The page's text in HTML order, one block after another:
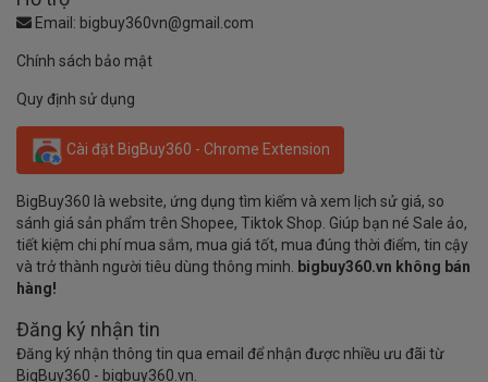
Email: bigbuy360vn@gmail.com
Chính sách bảo mật
Quy định sử dụng
Cài đặt BigBuy360 - Chrome Extension
BigBuy360 là website, ứng dụng tìm kiếm và xem lịch sử giá, so
sánh giá sản phẩm trên Shopee, Tiktok Shop. Giúp bạn né Sale ảo,
tiết kiệm chi phí mua sắm, mua giá tốt, mua đúng thời điểm, tin cậy
và trở thành người tiêu dùng thông minh. bigbuy360.vn không bán
hàng!
Đăng ký nhận tin
Đăng ký nhận thông tin qua email để nhận được nhiều ưu đãi từ
BigBuy360 - bigbuy360.vn.